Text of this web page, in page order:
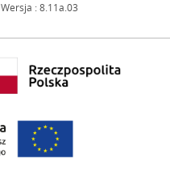
Wersja : 8.11a.03